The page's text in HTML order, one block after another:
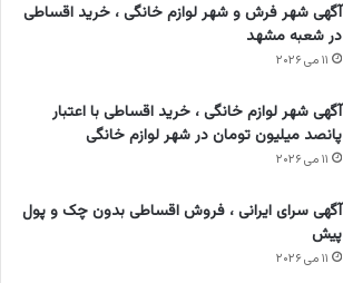
آگهی شهر فرش و شهر لوازم خانگی ، خرید اقساطی
در شعبه مشهد
۱۱ می ۲۰۲۶
آگهی شهر لوازم خانگی ، خرید اقساطی با اعتبار
پانصد میلیون تومان در شهر لوازم خانگی
۱۱ می ۲۰۲۶
آگهی سرای ایرانی ، فروش اقساطی بدون چک و پول
پیش
۱۱ می ۲۰۲۶